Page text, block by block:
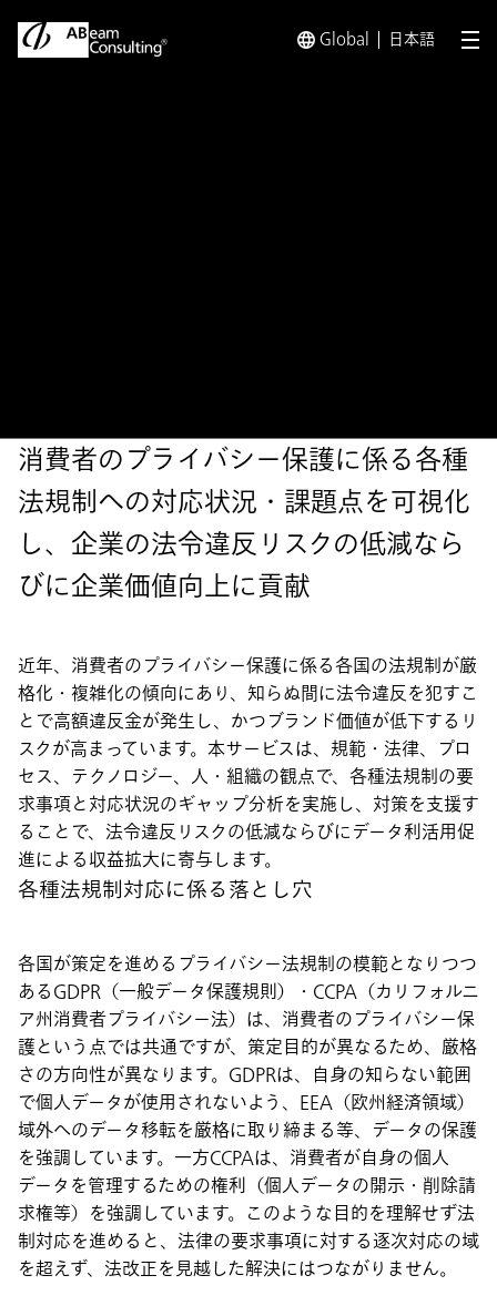
Global 日本語 メ
消費者のプライバシー保護に係る各種
法規制への対応状況・課題点を可視化
し、企業の法令違反リスクの低減なら
びに企業価値向上に貢献
近年、消費者のプライバシー保護に係る各国の法規制が厳
格化・複雑化の傾向にあり、知らぬ間に法令違反を犯すこ
とで高額違反金が発生し、かつブランド価値が低下するリ
スクが高まっています。本サービスは、規範・法律、プロ
セス、テクノロジー、人・組織の観点で、各種法規制の要
求事項と対応状況のギャップ分析を実施し、対策を支援す
ることで、法令違反リスクの低減ならびにデータ利活用促
進による収益拡大に寄与します。
各種法規制対応に係る落とし穴
各国が策定を進めるプライバシー法規制の模範となりつつ
あるGDPR（一般データ保護規則）・CCPA（カリフォルニ
ア州消費者プライバシー法）は、消費者のプライバシー保
護という点では共通ですが、策定目的が異なるため、厳格
さの方向性が異なります。GDPRは、自身の知らない範囲
で個人データが使用されないよう、EEA（欧州経済領域）
域外へのデータ移転を厳格に取り締まる等、データの保護
を強調しています。一方CCPAは、消費者が自身の個人
データを管理するための権利（個人データの開示・削除請
求権等）を強調しています。このような目的を理解せず法
制対応を進めると、法律の要求事項に対する逐次対応の域
を超えず、法改正を見越した解決にはつながりません。